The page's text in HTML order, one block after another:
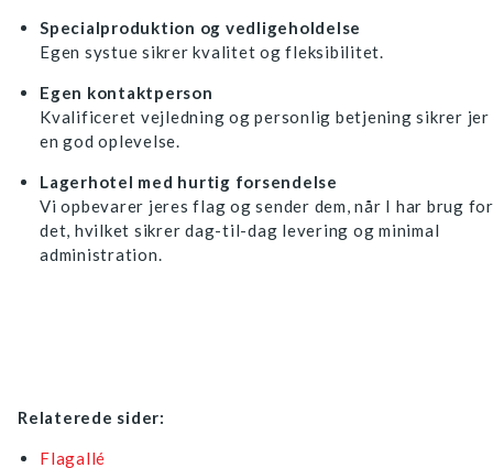
Specialproduktion og vedligeholdelse
Egen systue sikrer kvalitet og fleksibilitet.
Egen kontaktperson
Kvalificeret vejledning og personlig betjening sikrer jer
en god oplevelse.
Lagerhotel med hurtig forsendelse
Vi opbevarer jeres flag og sender dem, når I har brug for
det, hvilket sikrer dag-til-dag levering og minimal
administration.
Relaterede sider:
Flagallé